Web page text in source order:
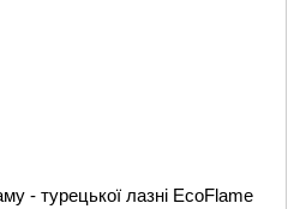
- турецької лазні EcoFlame